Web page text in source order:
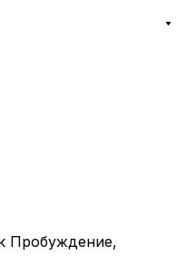
Пробуждение,